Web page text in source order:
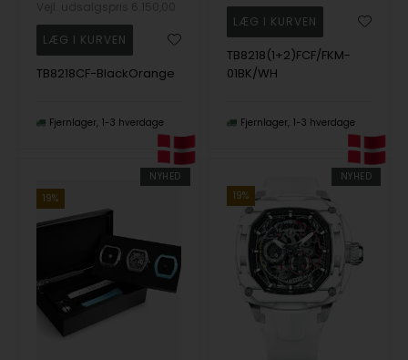
TB8218CF-BlackOrange
Fjernlager 1-3 hverdage
TB8218(1+2)FCF/FKM-
01BK/WH
Fjernlager 1-3 hverdage
NYHED
19%
NYHED
19%